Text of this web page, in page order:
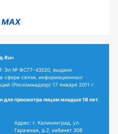
MAX
Эл № ФС77-43520, выдано
сфере связи, информационных
(Роскомнадзор) 17 января 2011 г.
для просмотра лицам младше 18 лет.
Адрес: г. Калининград, ул.
Гаражная, д.2, кабинет 308